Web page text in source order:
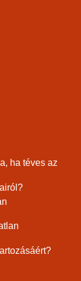
ha téves az